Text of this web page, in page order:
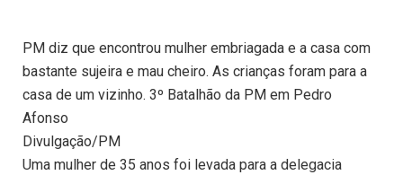
PM diz que encontrou mulher embriagada e a casa com
bastante sujeira e mau cheiro. As crianças foram para a
casa de um vizinho. 3º Batalhão da PM em Pedro
Afonso
Divulgação/PM
Uma mulher de 35 anos foi levada para a delegacia